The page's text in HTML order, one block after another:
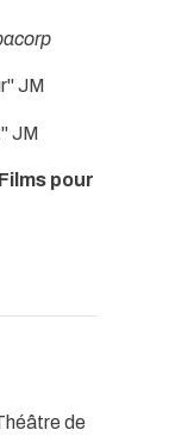
JM
JM
pour
de